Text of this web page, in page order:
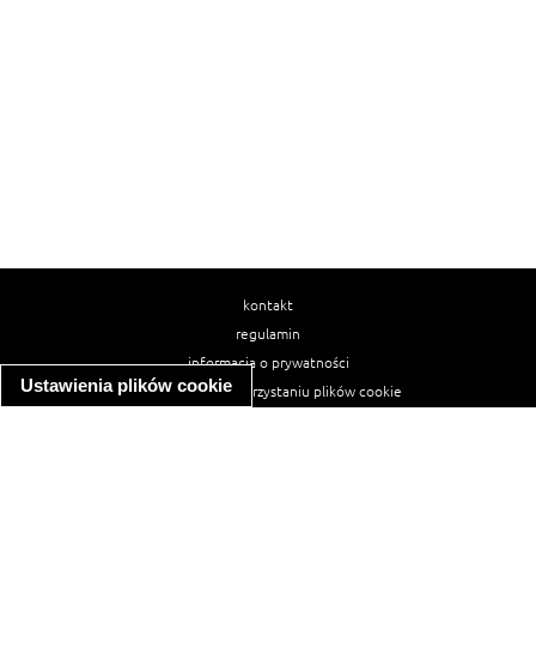
Ustawienia plików cookie
kontakt
regulamin
informacja o prywatności
informacja o wykorzystaniu plików cookie